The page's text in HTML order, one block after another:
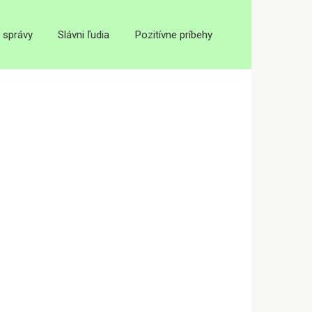
správy Slávni ľudia Pozitívne príbehy